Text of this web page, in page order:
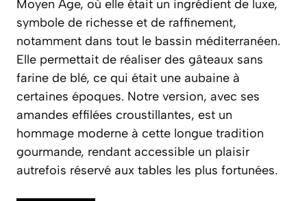
Moyen Âge, où elle était un ingrédient de luxe,
symbole de richesse et de raffinement,
notamment dans tout le bassin méditerranéen.
Elle permettait de réaliser des gâteaux sans
farine de blé, ce qui était une aubaine à
certaines époques. Notre version, avec ses
amandes effilées croustillantes, est un
hommage moderne à cette longue tradition
gourmande, rendant accessible un plaisir
autrefois réservé aux tables les plus fortunées.